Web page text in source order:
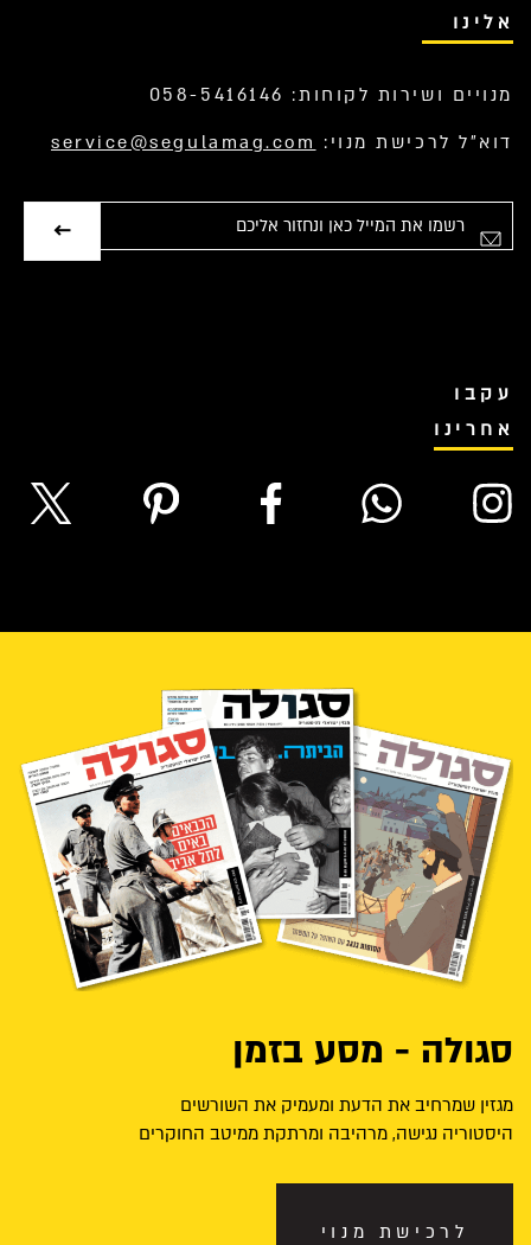
אלינו
מנויים ושירות לקוחות: 058-5416146
דוא”ל לרכישת מנוי: service@segulamag.com
עקבו
אחרינו
סגולה - מסע בזמן
מגזין שמרחיב את הדעת ומעמיק את השורשים
היסטוריה נגישה, מרהיבה ומרתקת ממיטב החוקרים
לרכישת מנוי